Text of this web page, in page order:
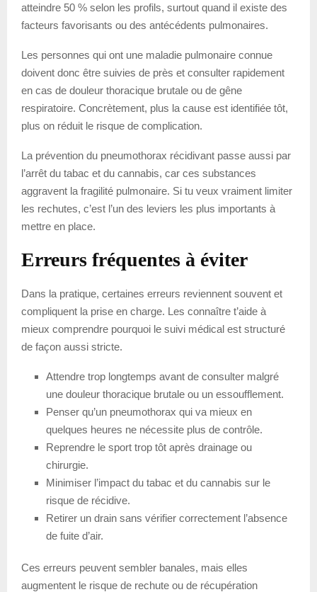
atteindre 50 % selon les profils, surtout quand il existe des
facteurs favorisants ou des antécédents pulmonaires.
Les personnes qui ont une maladie pulmonaire connue
doivent donc être suivies de près et consulter rapidement
en cas de douleur thoracique brutale ou de gêne
respiratoire. Concrètement, plus la cause est identifiée tôt,
plus on réduit le risque de complication.
La prévention du pneumothorax récidivant passe aussi par
l’arrêt du tabac et du cannabis, car ces substances
aggravent la fragilité pulmonaire. Si tu veux vraiment limiter
les rechutes, c’est l’un des leviers les plus importants à
mettre en place.
Erreurs fréquentes à éviter
Dans la pratique, certaines erreurs reviennent souvent et
compliquent la prise en charge. Les connaître t’aide à
mieux comprendre pourquoi le suivi médical est structuré
de façon aussi stricte.
Attendre trop longtemps avant de consulter malgré
une douleur thoracique brutale ou un essoufflement.
Penser qu’un pneumothorax qui va mieux en
quelques heures ne nécessite plus de contrôle.
Reprendre le sport trop tôt après drainage ou
chirurgie.
Minimiser l’impact du tabac et du cannabis sur le
risque de récidive.
Retirer un drain sans vérifier correctement l’absence
de fuite d’air.
Ces erreurs peuvent sembler banales, mais elles
augmentent le risque de rechute ou de récupération